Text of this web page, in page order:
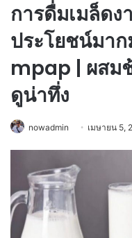
การดื่มเมล็ด
ประโยชน์มา
mpap | ผสม
ดูน่าทึ่ง
nowadmin เมษายน 5,